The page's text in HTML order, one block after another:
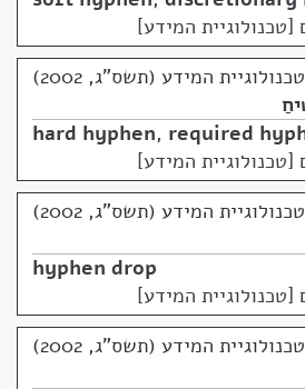
[טכנולוגיית המידע]
טכנולוגיית המידע (תשס"ג, 2002)
hard hyphen, required
[טכנולוגיית המידע]
טכנולוגיית המידע (תשס"ג, 2002)
hyphen drop
[טכנולוגיית המידע]
טכנולוגיית המידע (תשס"ג, 2002)